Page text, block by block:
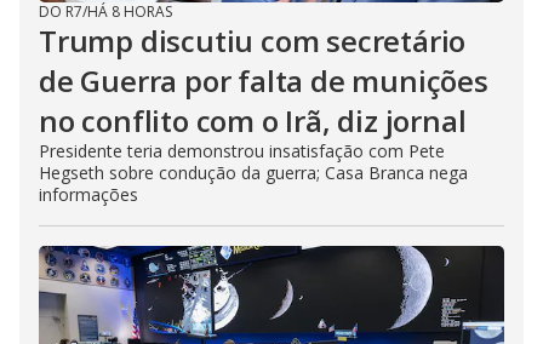
DO R7/HÁ 8 HORAS
Trump discutiu com secretário
de Guerra por falta de munições
no conflito com o Irã, diz jornal
Presidente teria demonstrou insatisfação com Pete
Hegseth sobre condução da guerra; Casa Branca nega
informações